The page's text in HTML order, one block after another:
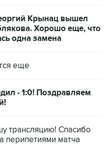
Крынац вышел
Хорошо еще, что
одна замена
еще
- 1:0! Поздравляем
трансляцию! Спасибо
перипетиями матча